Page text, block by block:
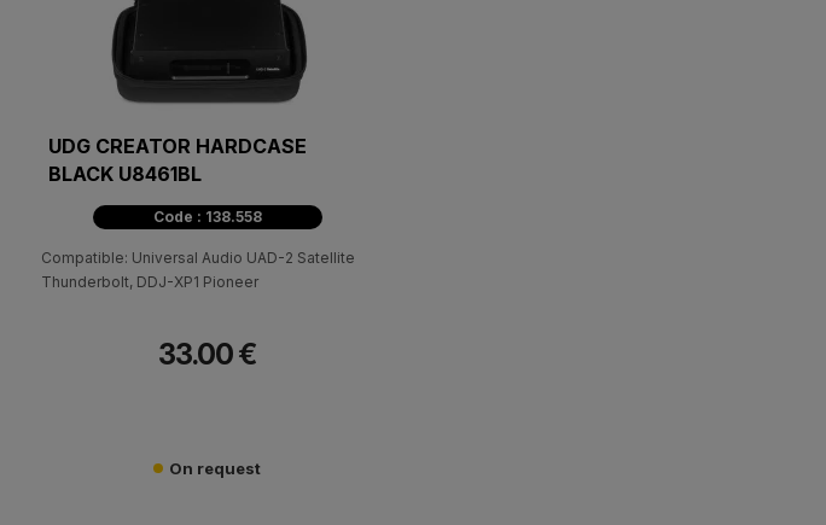
UDG CREATOR HARDCASE
BLACK U8461BL
Code : 138.558
Compatible: Universal Audio UAD-2 Satellite
Thunderbolt, DDJ-XP1 Pioneer
33.00 €
On request